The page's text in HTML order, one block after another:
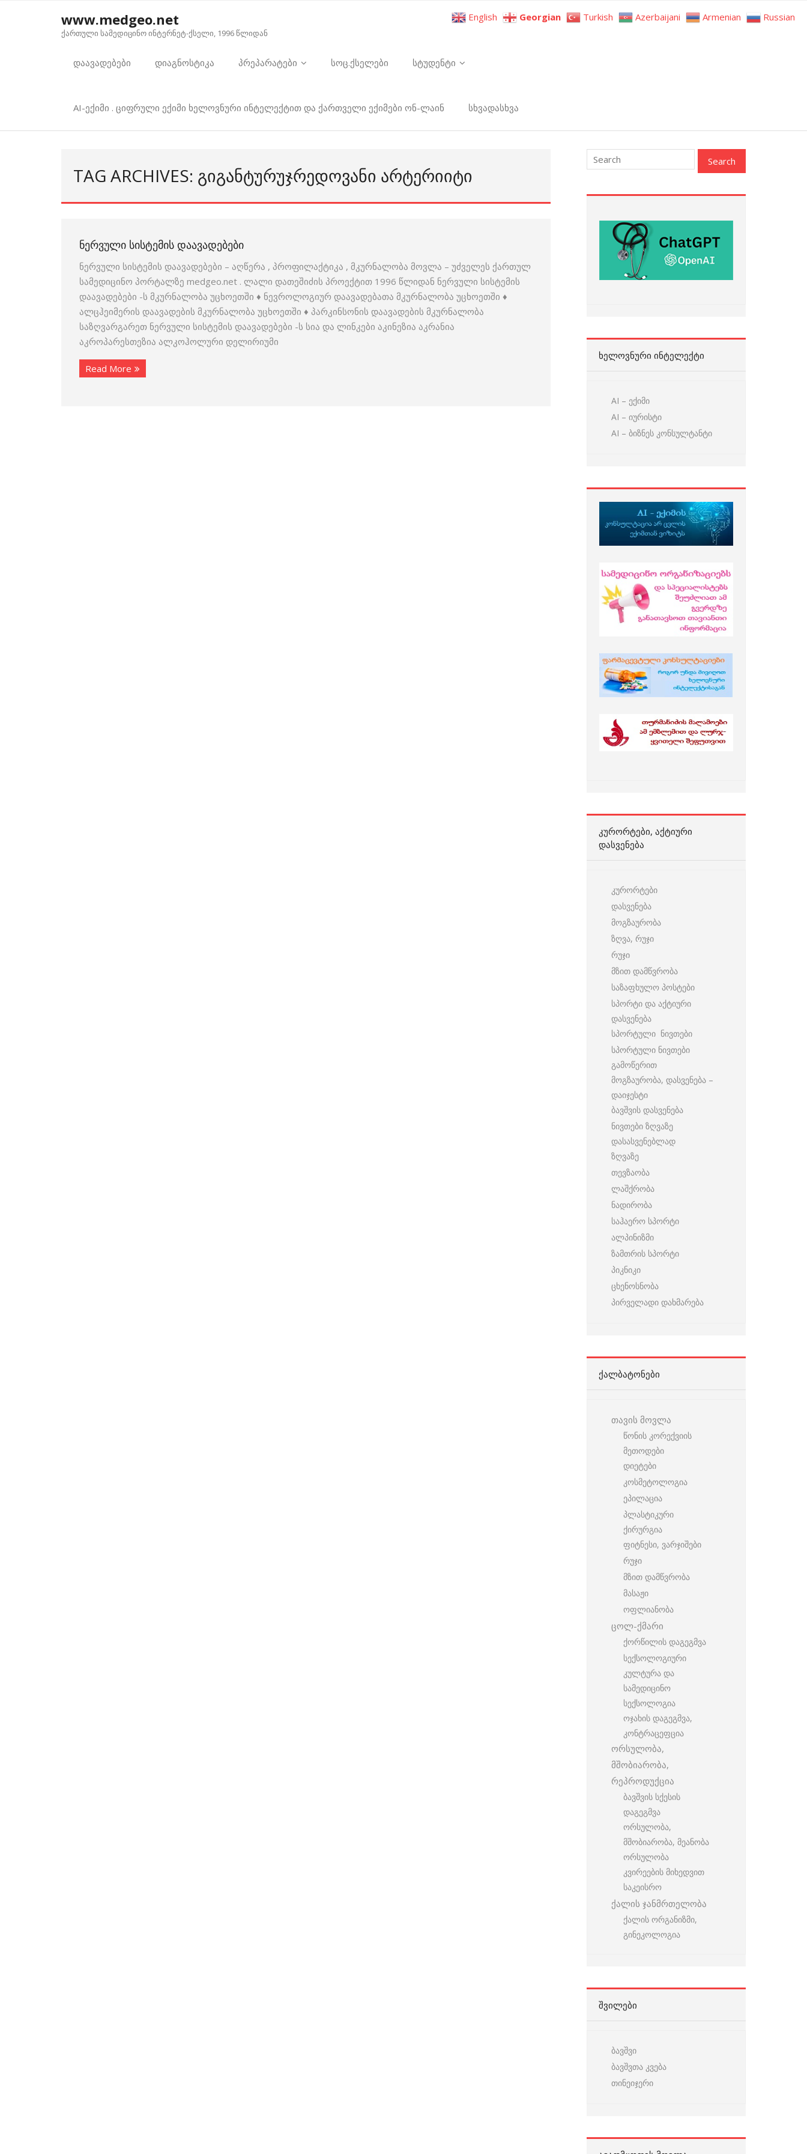
www.medgeo.net
ქართული სამედიცინო ინტერნეტ-ქსელი, 1996 წლიდან
დაავადებები დიაგნოსტიკა პრეპარატები სოც.ქსელები სტუდენტი
AI-ექიმი . ციფრული ექიმი ხელოვნური ინტელექტით და ქართველი ექიმები ონ-ლაინ სხვადასხვა
TAG ARCHIVES: ᲒᲘᲒᲐᲜᲢᲣᲠᲣᲯᲠᲔᲓᲝᲕᲐᲜᲘ ᲐᲠᲢᲔᲠᲘᲘᲢᲘ
ᲜᲔᲠᲕᲣᲚᲘ ᲡᲘᲡᲢᲔᲛᲘᲡ ᲓᲐᲐᲕᲐᲓᲔᲑᲔᲑᲘ
ნერვული სისტემის დაავადებები – აღწერა , პროფილაქტიკა , მკურნალობა მოვლა – უძველეს ქართულ
სამედიცინო პორტალზე medgeo.net . ლალი დათეშიძის პროექტით 1996 წლიდან ნერვული სისტემის
დაავადებები -ს მკურნალობა უცხოეთში ♦ ნევროლოგიურ დაავადებათა მკურნალობა უცხოეთში ♦
ალცჰეიმერის დაავადების მკურნალობა უცხოეთში ♦ პარკინსონის დაავადების მკურნალობა
საზღვარგარეთ ნერვული სისტემის დაავადებები -ს სია და ლინკები აკინეზია აკრანია
აკროპარესთეზია ალკოჰოლური დელირიუმი
Read More
ᲮᲔᲚᲝᲕᲜᲣᲠᲘ ᲘᲜᲢᲔᲚᲔᲥᲢᲘ
AI – ექიმი
AI – იურისტი
AI – ბიზნეს კონსულტანტი
ᲙᲣᲠᲝᲠᲢᲔᲑᲘ, ᲐᲥᲢᲘᲣᲠᲘ
ᲓᲐᲡᲕᲔᲜᲔᲑᲐ
კურორტები
დასვენება
მოგზაურობა
ზღვა, რუჯი
რუჯი
მზით დამწვრობა
საზაფხულო პოსტები
სპორტი და აქტიური
დასვენება
სპორტული ნივთები
სპორტული ნივთები
გამოწერით
მოგზაურობა, დასვენება –
დაიჯესტი
ბავშვის დასვენება
ნივთები ზღვაზე
დასასვენებლად
ზღვაზე
თევზაობა
ლაშქრობა
ნადირობა
საჰაერო სპორტი
ალპინიზმი
ზამთრის სპორტი
პიკნიკი
ცხენოსნობა
პირველადი დახმარება
ᲥᲐᲚᲑᲐᲢᲝᲜᲔᲑᲘ
თავის მოვლა
წონის კორექვიის
მეთოდები
დიეტები
კოსმეტოლოგია
ეპილაცია
პლასტიკური
ქირურგია
ფიტნესი, ვარჯიშები
რუჯი
მზით დამწვრობა
მასაჟი
ოფლიანობა
ცოლ-ქმარი
ქორწილის დაგეგმვა
სექსოლოგიური
კულტურა და
სამედიცინო
სექსოლოგია
ოჯახის დაგეგმვა,
კონტრაცეფცია
ორსულობა,
მშობიარობა,
რეპროდუქცია
ბავშვის სქესის
დაგეგმვა
ორსულობა,
მშობიარობა, მეანობა
ორსულობა
კვირეების მიხედვით
საკეისრო
ქალის ჯანმრთელობა
ქალის ორგანიზმი,
გინეკოლოგია
ᲨᲕᲘᲚᲔᲑᲘ
ბავშვი
ბავშვთა კვება
თინეიჯერი
English Georgian Turkish Azerbaijani Armenian Russian